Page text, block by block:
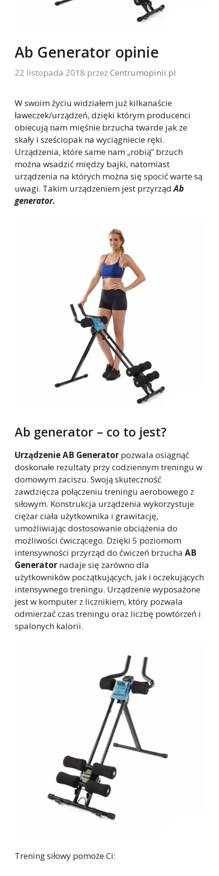
Ab Generator opinie
22 listopada 2018 przez Centrumopinii.pl
W swoim życiu widziałem już kilkanaście
ławeczek/urządzeń, dzięki którym producenci
obiecują nam mięśnie brzucha twarde jak ze
skały i sześciopak na wyciągniecie ręki.
Urządzenia, które same nam „robią” brzuch
można wsadzić między bajki, natomiast
urządzenia na których można się spocić warte są
uwagi. Takim urządzeniem jest przyrządAb
generator.
Ab generator – co to jest?
Urządzenie AB Generator pozwala osiągnąć
doskonałe rezultaty przy codziennym treningu w
domowym zaciszu. Swoją skuteczność
zawdzięcza połączeniu treningu aerobowego z
siłowym. Konstrukcja urządzenia wykorzystuje
ciężar ciała użytkownika i grawitację,
umożliwiając dostosowanie obciążenia do
możliwości ćwiczącego. Dzięki 5 poziomom
intensywności przyrząd do ćwiczeń brzucha AB
Generator nadaje się zarówno dla
użytkowników początkujących, jak i oczekujących
intensywnego treningu. Urządzenie wyposażone
jest w komputer z licznikiem, który pozwala
odmierzać czas treningu oraz liczbę powtórzeń i
spalonych kalorii.
Trening siłowy pomoże Ci: